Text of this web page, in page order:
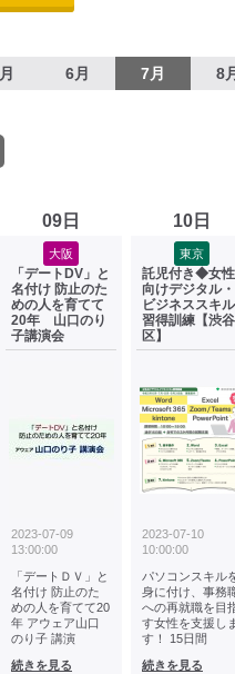
6月 7月 8
09日
大阪
「デートDV」と
名付け 防止のた
めの人を育てて
20年 山口のり
子講演会
2023-07-09
13:00:00
「デートＤＶ」と
名付け 防止のた
めの人を育てて20
年 アウェア山口
のり子 講演
続きを見る
10日
東京
託児付き◆女性
向けデジタル・
ビジネススキル
習得訓練【渋谷
区】
2023-07-10
10:00:00
パソコンスキル
身に付け、事務
への再就職を目
す女性を支援し
す！ 15日間
続きを見る